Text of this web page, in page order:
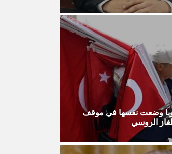
وضعت نفسها في موقف
الروسي